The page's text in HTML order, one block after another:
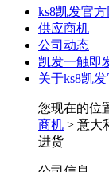
ks8凯发官
供应商机
公司动态
凯发一触即
关于ks8凯
您现在的位
商机 > 意大
进货